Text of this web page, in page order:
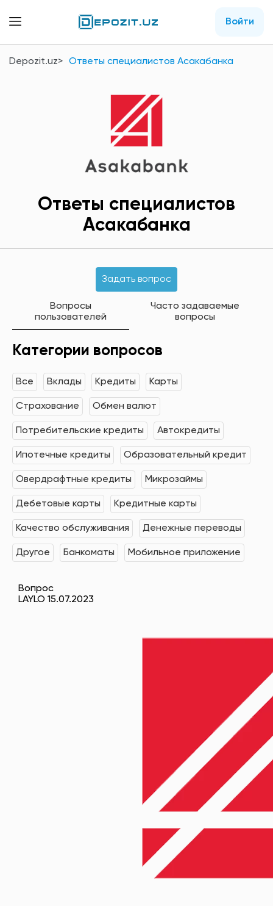
Войти
Depozit.uz Ответы специалистов Асакабанка
Ответы специалистов
Асакабанка
Задать вопрос
Вопросы
пользователей
Часто задаваемые
вопросы
Категории вопросов
Все Вклады Кредиты Карты
Страхование Обмен валют
Потребительские кредиты Автокредиты
Ипотечные кредиты Образовательный кредит
Овердрафтные кредиты Микрозаймы
Дебетовые карты Кредитные карты
Качество обслуживания Денежные переводы
Другое Банкоматы Мобильное приложение
Вопрос
LAYLO 15.07.2023